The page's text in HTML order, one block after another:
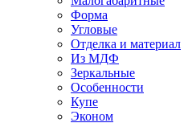
Форма
Угловые
Отделка и материал
Из МДФ
Зеркальные
Особенности
Купе
Эконом